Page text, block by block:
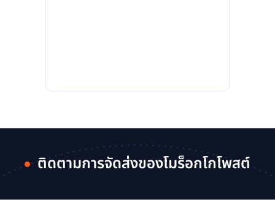
ติดตามการจัดส่งของโมร็อกโกโพสต์